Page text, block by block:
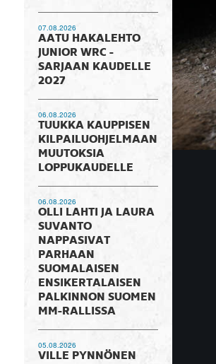
07.08.2026
AATU HAKALEHTO
JUNIOR WRC -
SARJAAN KAUDELLE
2027
06.08.2026
TUUKKA KAUPPISEN
KILPAILUOHJELMAAN
MUUTOKSIA
LOPPUKAUDELLE
06.08.2026
OLLI LAHTI JA LAURA
SUVANTO
NAPPASIVAT
PARHAAN
SUOMALAISEN
ENSIKERTALAISEN
PALKINNON SUOMEN
MM-RALLISSA
05.08.2026
VILLE PYNNÖNEN